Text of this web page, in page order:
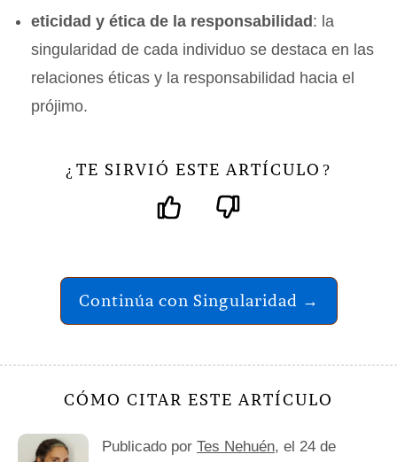
eticidad y ética de la responsabilidad : la
singularidad de cada individuo se destaca en las
relaciones éticas y la responsabilidad hacia el
prójimo.
¿ TE SIRVIÓ ESTE ARTÍCULO ?
Continúa con Singularidad →
CÓMO CITAR ESTE ARTÍCULO
Publicado por Tes Nehuén, el 24 de